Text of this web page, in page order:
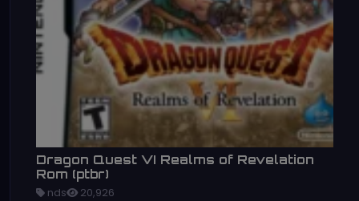
Dragon Quest VI Realms of Revelation
Rom (ptbr)
nds 20,926